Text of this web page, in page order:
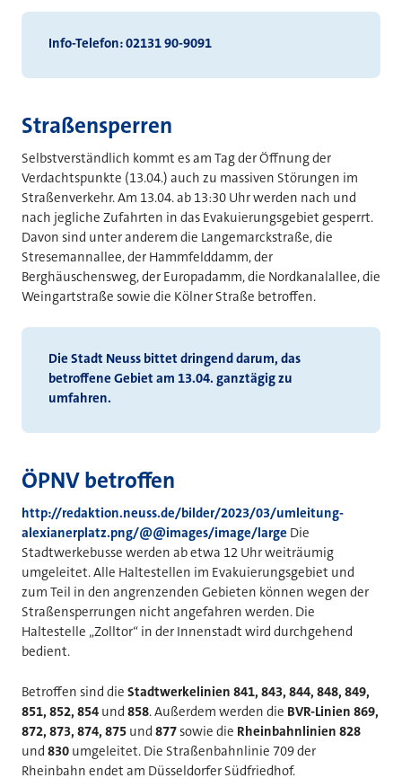
Info-Telefon: 02131 90-9091
Straßensperren
Selbstverständlich kommt es am Tag der Öffnung der
Verdachtspunkte (13.04.) auch zu massiven Störungen im
Straßenverkehr. Am 13.04. ab 13:30 Uhr werden nach und
nach jegliche Zufahrten in das Evakuierungsgebiet gesperrt.
Davon sind unter anderem die Langemarckstraße, die
Stresemannallee, der Hammfelddamm, der
Berghäuschensweg, der Europadamm, die Nordkanalallee, die
Weingartstraße sowie die Kölner Straße betroffen.
Die Stadt Neuss bittet dringend darum, das
betroffene Gebiet am 13.04. ganztägig zu
umfahren.
ÖPNV betroffen
http://redaktion.neuss.de/bilder/2023/03/umleitung-
alexianerplatz.png/@@images/image/large Die
Stadtwerkebusse werden ab etwa 12 Uhr weiträumig
umgeleitet. Alle Haltestellen im Evakuierungsgebiet und
zum Teil in den angrenzenden Gebieten können wegen der
Straßensperrungen nicht angefahren werden. Die
Haltestelle „Zolltor“ in der Innenstadt wird durchgehend
bedient.
Betroffen sind die Stadtwerkelinien 841, 843, 844, 848, 849,
851, 852, 854 und 858. Außerdem werden die BVR-Linien 869,
872, 873, 874, 875 und 877sowie die Rheinbahnlinien 828
und 830 umgeleitet. Die Straßenbahnlinie 709 der
Rheinbahn endet am Düsseldorfer Südfriedhof.